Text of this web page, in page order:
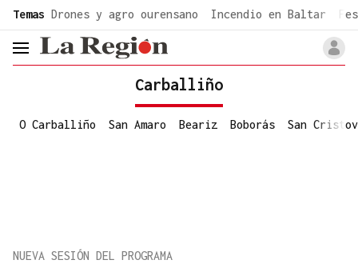
Temas Drones y agro ourensano Incendio en Baltar
header.menu.open
Carballiño
O Carballiño San Amaro Beariz Boborás San
NUEVA SESIÓN DEL PROGRAMA